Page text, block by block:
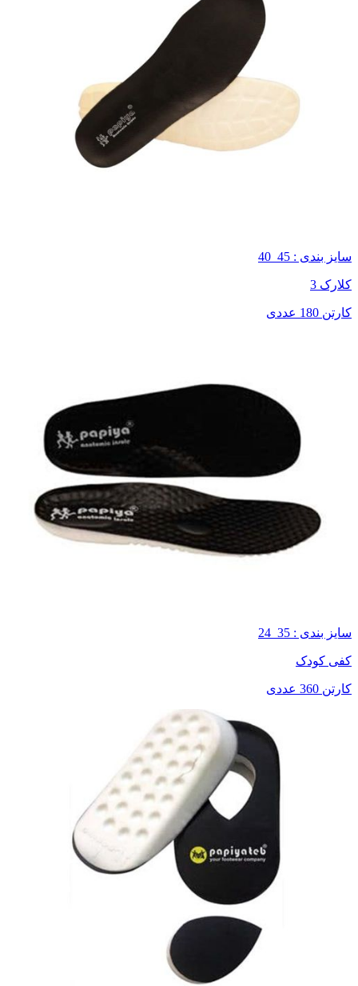
سایز بندی : 45_40
کلارک 3
کارتن 180 عددی
سایز بندی : 35_24
کفی کودک
کارتن 360 عددی